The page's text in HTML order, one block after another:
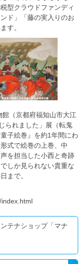
型クラウドファンディ
ド」「藤の実入りのお
す。
（京都府福知山市大江
られました」展（転鬼
子絵巻』を約1年間にわ
式で絵巻の上巻、中
を担当した小西と奇跡
しか見られない貴重な
まで。
テナショップ「マナ